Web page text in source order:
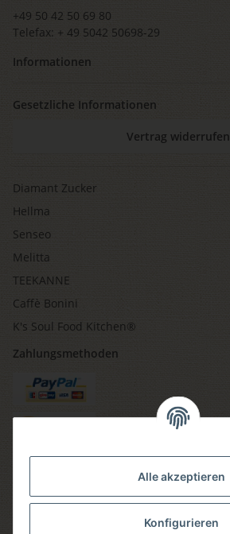
Alle akzeptieren
Konfigurieren
+49 50 42 50 69 80
Telefax: + 49 5042 50698-29
Informationen
Gesetzliche Informationen
Vertrag widerrufen
Diamant Zucker
Hellma
Senseo
Melitta
TEEKANNE
Caffè Bonini
K's Soul Food Kitchen®
Zahlungsmethoden
Versandmethoden